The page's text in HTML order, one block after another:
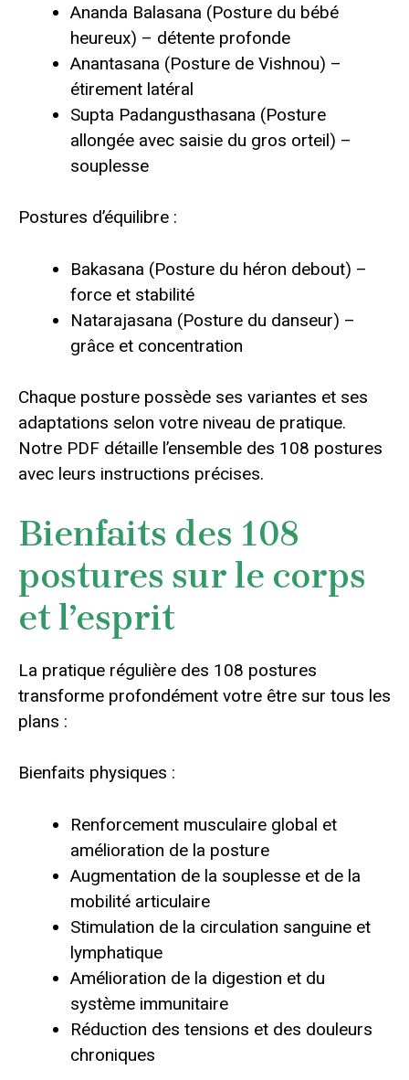
Ananda Balasana (Posture du bébé
heureux) – détente profonde
Anantasana (Posture de Vishnou) –
étirement latéral
Supta Padangusthasana (Posture
allongée avec saisie du gros orteil) –
souplesse
Postures d’équilibre :
Bakasana (Posture du héron debout) –
force et stabilité
Natarajasana (Posture du danseur) –
grâce et concentration
Chaque posture possède ses variantes et ses
adaptations selon votre niveau de pratique.
Notre PDF détaille l’ensemble des 108 postures
avec leurs instructions précises.
Bienfaits des 108
postures sur le corps
et l’esprit
La pratique régulière des 108 postures
transforme profondément votre être sur tous les
plans :
Bienfaits physiques :
Renforcement musculaire global et
amélioration de la posture
Augmentation de la souplesse et de la
mobilité articulaire
Stimulation de la circulation sanguine et
lymphatique
Amélioration de la digestion et du
système immunitaire
Réduction des tensions et des douleurs
chroniques